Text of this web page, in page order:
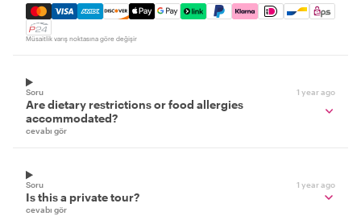
Mastercard, Visa, Amex, Discover, Apple Pay, Google
Müsaitlik varış noktasına göre değişir
Soru 1 year ago
Are dietary restrictions or food allergies
accommodated?
cevabı gör
Soru 1 year ago
Is this a private tour?
cevabı gör